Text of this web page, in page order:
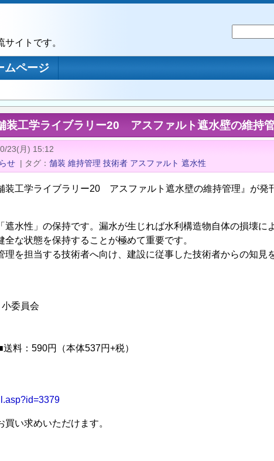
イトです。
ムページ
装工学ライブラリー20 アスファルト遮水壁の維持管
23(月) 15:12
せ | タグ 舗装 維持管理 技術者 アスファルト 遮水性
装工学ライブラリー20 アスファルト遮水壁の維持管理』が発
水性」の保持です。漏水が生じれば水利構造物自体の損壊に
な状態を保持することが極めて重要です。
を担当する技術者へ向け、建設に従事した技術者からの知見
委員会
料：590円（本体537円+税）
い求めいただけます。